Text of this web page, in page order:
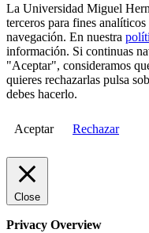
La Universidad Miguel
terceros para fines
navegación. En nuestra
información. Si continuas
"Aceptar", consideramos
quieres rechazarlas pulsa
debes hacerlo.
Aceptar Rechazar
Close
Privacy Overview